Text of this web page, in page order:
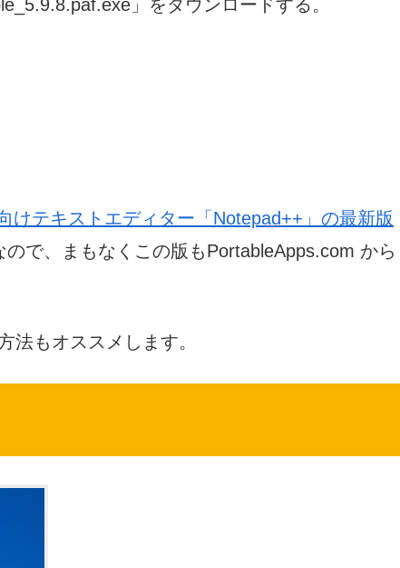
」をダウンロードする。
けテキストエディター「Notepad++」の最新版
ので、まもなくこの版もPortableApps.com から
法もオススメします。